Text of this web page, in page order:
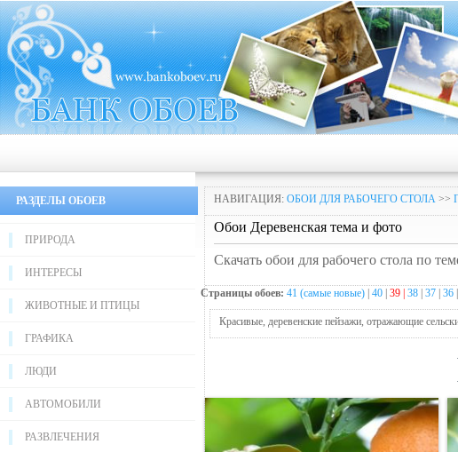
РАЗДЕЛЫ ОБОЕВ
ПРИРОДА
ИНТЕРЕСЫ
ЖИВОТНЫЕ И ПТИЦЫ
ГРАФИКА
ЛЮДИ
АВТОМОБИЛИ
РАЗВЛЕЧЕНИЯ
НАВИГАЦИЯ: ОБОИ ДЛЯ РАБОЧЕГО СТОЛА >>
Обои Деревенская тема и фото
Скачать обои для рабочего стола по
Страницы обоев: 41 (самые новые) 40 39 | 38 37 36
Красивые, деревенские пейзажи, отражающие